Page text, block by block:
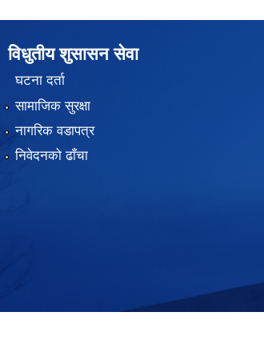
विधुतीय शुसासन सेवा
घटना दर्ता
सामाजिक सुरक्षा
नागरिक वडापत्र
निवेदनको ढाँचा